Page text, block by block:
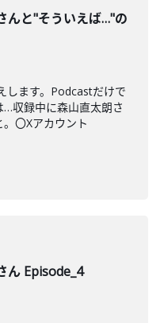
んと"そういえば…"の
します。Podcastだけで
…収録中に森山直太朗さ
〇Xアカウント
ん Episode_4